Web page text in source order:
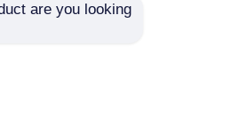
are you looking